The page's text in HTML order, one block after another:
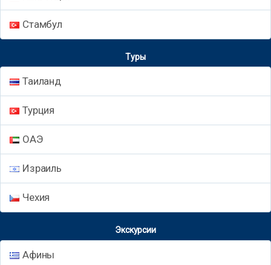
Стамбул
Туры
Таиланд
Турция
ОАЭ
Израиль
Чехия
Экскурсии
Афины